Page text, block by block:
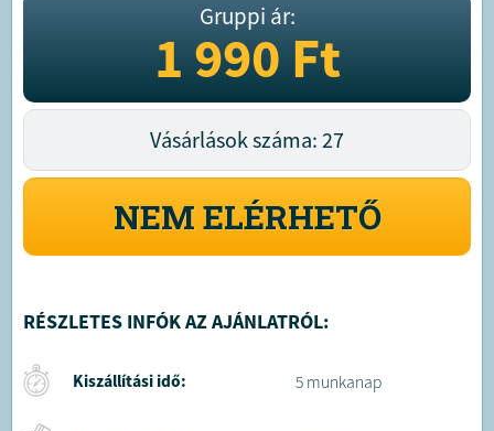
Gruppi ár:
1 990Ft
Vásárlások száma: 27
NEM ELÉRHETŐ
RÉSZLETES INFÓK AZ AJÁNLATRÓL:
Kiszállítási idő: 5 munkanap